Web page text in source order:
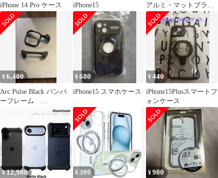
iPhone 14 Pro ケース
iPhone15
アルミ・マットブラッ
ク
¥6,400
Arc Pulse Black バンパ
ーフレーム
¥680
iPhone15 スマホケース
¥440
iPhone15Plusスマートフ
ォンケース
¥12,980 ¥ 300 ¥980